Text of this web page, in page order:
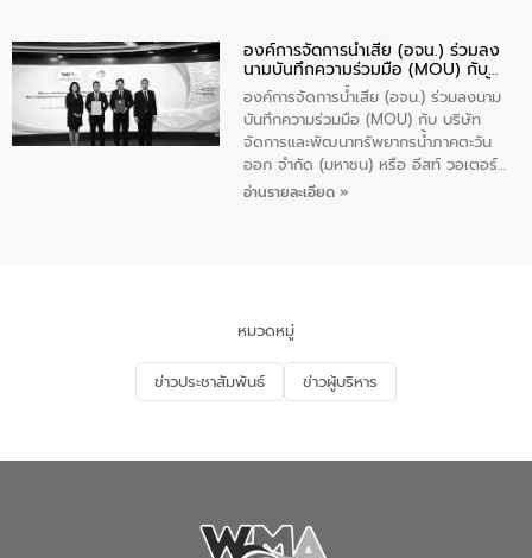
ชุมชนและการบำบัดน้ำเสียเบื้องต้น ให้กับ
นักเรียนชั้นประถมศึกษาปีที่ 5 โรงเรียน
เทศบาล 1 (พะเยาประชานุกูล) จำนวน 30
คน
องค์การจัดการน้ำเสีย (อจน.) ร่วมลง
นามบันทึกความร่วมมือ (MOU) กับ
บริษัท จัดการและพัฒนาทรัพยากรน้ำ
ภาคตะวันออก จำกัด (มหาชน) หรือ อีส
ท์ วอเตอร์
องค์การจัดการน้ำเสีย (อจน.) ร่วมลงนาม
บันทึกความร่วมมือ (MOU) กับ บริษัท
จัดการและพัฒนาทรัพยากรน้ำภาคตะวัน
ออก จำกัด (มหาชน) หรือ อีสท์ วอเตอร์
เมื่อวันอังคารที่ 4 สิงหาคม 2569 ณ ห้อง
ด้านน้ำของประเทศ และเตรียมความพร้อม
รองรับการเติบโตของเมือง รวมถึงการ
ลงทุนในอุตสาหกรรมแห่งอนาคต ตลอดจน
มุ่งตอบโจทย์ความท้าทายจากวิกฤตการ
ในครั้งนี้เป็นการดึงจุดแข็งและความ
(อจน.) มาผสานกับประสบการณ์และ
เทคโนโลยีโครงข่ายน้ำครบวงจรในพื้นที่ EEC
อ่านรายละเอียด »
หมวดหมู่
ข่าวประชาสัมพันธ์ ข่าวผู้บริหาร